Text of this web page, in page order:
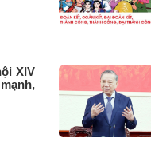
XIV